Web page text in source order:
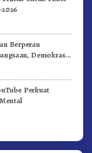
Berperan
Demokrasi,
Perkuat